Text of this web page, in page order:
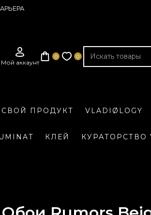
СВОЙ ПРОДУКТ VLADIØLOGY
КЛЕЙ КУРАТОРСТВО